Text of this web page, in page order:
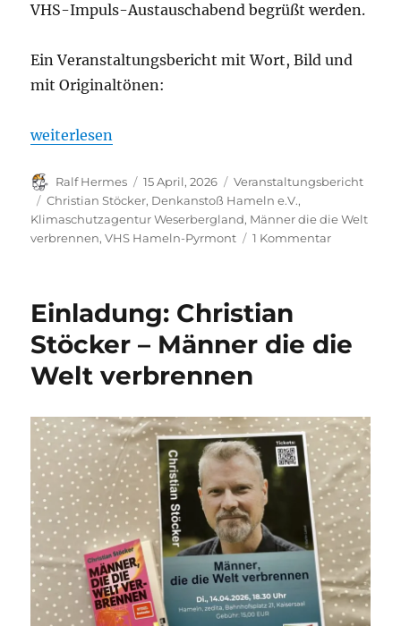
VHS-Impuls-Austauschabend begrüßt werden.
Ein Veranstaltungsbericht mit Wort, Bild und
mit Originaltönen:
„Eigener Bericht: Mutmachvortrag zur
weiterlesen
Autor
Ralf Hermes
Veröffentlicht
am
15 April, 2026 Kategorien
Veranstaltungsbericht
Schlagwörter
Christian Stöcker, Denkanstoß Hameln e.V.,
Klimaschutzagentur Weserbergland, Männer die die Welt
verbrennen,VHS Hameln-Pyrmont 1 Kommentarzu
in
Stöcker
vor
vollem
Haus
im
zedita
/Bahnhof
Hameln
Einladung: Christian
Stöcker – Männer die die
Welt verbrennen